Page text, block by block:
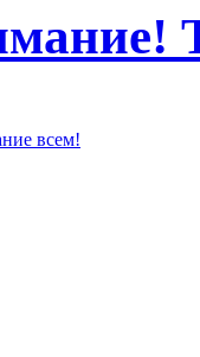
всем!